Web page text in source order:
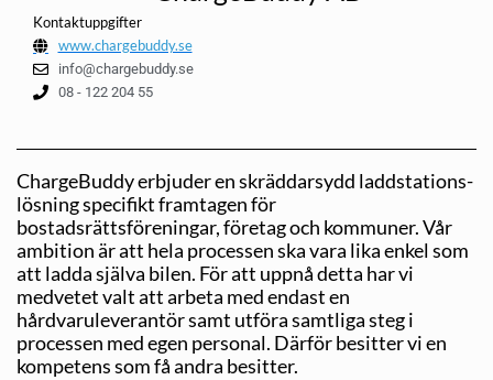
Kontaktuppgifter
www.chargebuddy.se
info@chargebuddy.se
08 - 122 204 55
ChargeBuddy erbjuder en skräddarsydd laddstations-
lösning specifikt framtagen för
bostadsrättsföreningar, företag och kommuner. Vår
ambition är att hela processen ska vara lika enkel som
att ladda själva bilen. För att uppnå detta har vi
medvetet valt att arbeta med endast en
hårdvaruleverantör samt utföra samtliga steg i
processen med egen personal. Därför besitter vi en
kompetens som få andra besitter.